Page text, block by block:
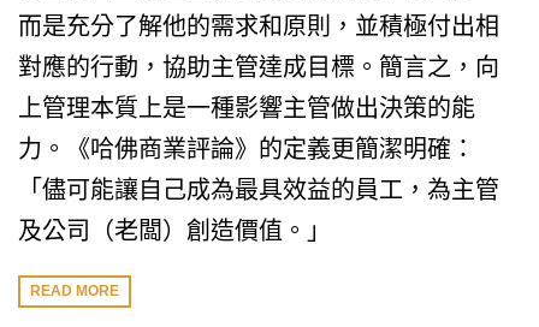
而是充分了解他的需求和原則，並積極付出相
對應的行動，協助主管達成目標。簡言之，向
上管理本質上是一種影響主管做出決策的能
力。《哈佛商業評論》的定義更簡潔明確：
「儘可能讓自己成為最具效益的員工，為主管
及公司（老闆）創造價值。」
READ MORE